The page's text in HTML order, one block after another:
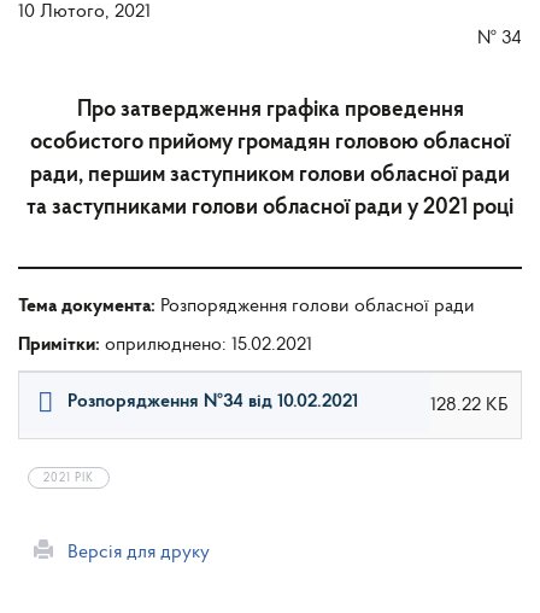
10 Лютого, 2021
№ 34
Про затвердження графіка проведення
особистого прийому громадян головою обласної
ради, першим заступником голови обласної ради
та заступниками голови обласної ради у 2021 році
Тема документа: Розпорядження голови обласної ради
Примітки: оприлюднено: 15.02.2021
Розпорядження №34 від 10.02.2021 128.22 КБ
2021 РІК
Версія для друку